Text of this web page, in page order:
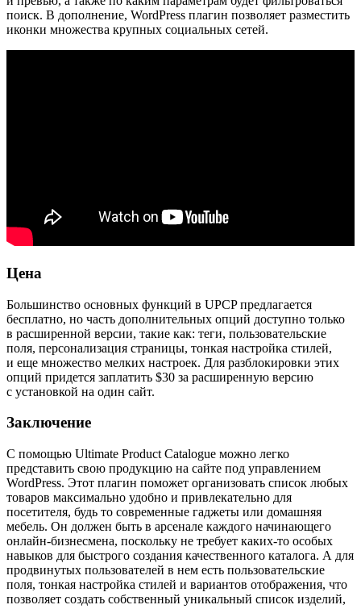
поиск. В дополнение, WordPress плагин позволяет разместить
иконки множества крупных социальных сетей.
Цена
Большинство основных функций в UPCP предлагается
бесплатно, но часть дополнительных опций доступно только
в расширенной версии, такие как: теги, пользовательские
поля, персонализация страницы, тонкая настройка стилей,
и еще множество мелких настроек. Для разблокировки этих
опций придется заплатить $30 за расширенную версию
с установкой на один сайт.
Заключение
С помощью Ultimate Product Catalogue можно легко
представить свою продукцию на сайте под управлением
WordPress. Этот плагин поможет организовать список любых
товаров максимально удобно и привлекательно для
посетителя, будь то современные гаджеты или домашняя
мебель. Он должен быть в арсенале каждого начинающего
онлайн-бизнесмена, поскольку не требует каких-то особых
навыков для быстрого создания качественного каталога. А для
продвинутых пользователей в нем есть пользовательские
поля, тонкая настройка стилей и вариантов отображения, что
позволяет создать собственный уникальный список изделий,